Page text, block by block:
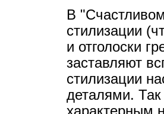
В
стилизации
и отголоски
заставляют
стилизации
деталями.